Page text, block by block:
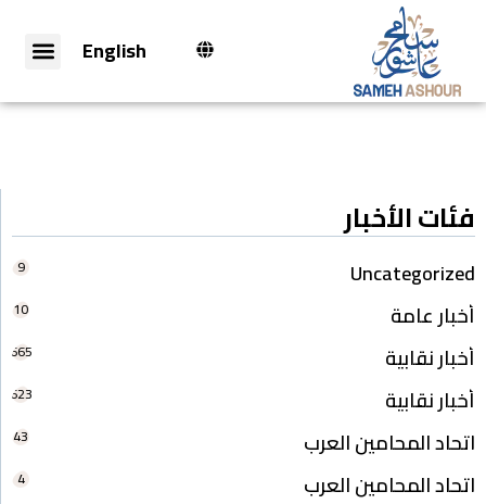
English
فئات الأخبار
Uncategorized
9
أخبار عامة 10
أخبار نقابية 665
أخبار نقابية 623
اتحاد المحامين العرب 43
اتحاد المحامين العرب 4